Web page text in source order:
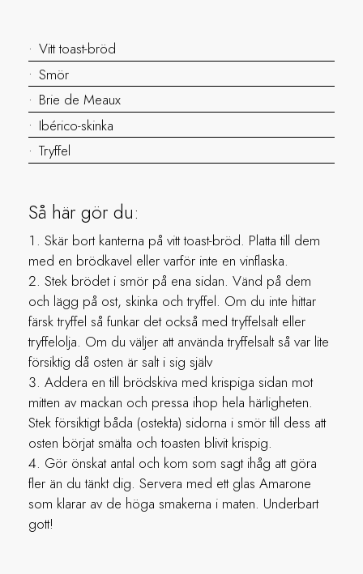
Vitt toast-bröd
Smör
Brie de Meaux
Ibérico-skinka
Tryffel
Så här gör du:
Skär bort kanterna på vitt toast-bröd. Platta till dem
med en brödkavel eller varför inte en vinflaska.
Stek brödet i smör på ena sidan. Vänd på dem
och lägg på ost, skinka och tryffel. Om du inte hittar
färsk tryffel så funkar det också med tryffelsalt eller
tryffelolja. Om du väljer att använda tryffelsalt så var lite
försiktig då osten är salt i sig själv
Addera en till brödskiva med krispiga sidan mot
mitten av mackan och pressa ihop hela härligheten.
Stek försiktigt båda (ostekta) sidorna i smör till dess att
osten börjat smälta och toasten blivit krispig.
Gör önskat antal och kom som sagt ihåg att göra
fler än du tänkt dig. Servera med ett glas Amarone
som klarar av de höga smakerna i maten. Underbart
gott!